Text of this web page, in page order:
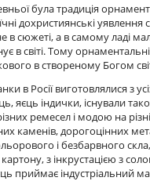
була традиція
дохристиянські
в сюжеті, а в самому ладі
в світі. Тому
в створеному Богом
в Росії виготовлялися з
яєць індички, існували
ремесел і модою на
каменів, дорогоцінних
і безбарвного
з інкрустацією з
приймає індустріальний